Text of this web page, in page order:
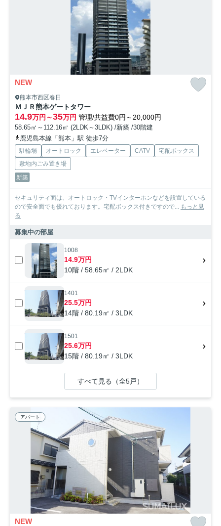
NEW
熊本市西区春日
ＭＪＲ熊本ゲートタワー
14.9万円～35万円 管理/共益費0円～20,000円
58.65㎡～112.16㎡ (2LDK～3LDK) /新築 /30階建
鹿児島本線「熊本」駅 徒歩7分
駐輪場 オートロック エレベーター CATV
宅配ボックス
敷地内ごみ置き場
新築
セキュリティ面は、オートロック・TVインターホンなどを設置している
ので安全面でも優れております。宅配ボックス付きですので... もっと見
る
募集中の部屋
1008
14.9万円
10階 / 58.65㎡ / 2LDK
1401
25.5万円
14階 / 80.19㎡ / 3LDK
1501
25.6万円
15階 / 80.19㎡ / 3LDK
すべて見る（全5戸）
アパート
NEW